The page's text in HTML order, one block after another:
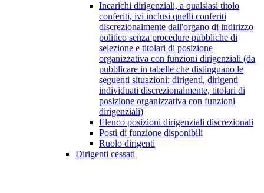
Incarichi dirigenziali, a qualsiasi titolo
conferiti, ivi inclusi quelli conferiti
discrezionalmente dall'organo di indirizzo
politico senza procedure pubbliche di
selezione e titolari di posizione
organizzativa con funzioni dirigenziali (da
pubblicare in tabelle che distinguano le
seguenti situazioni: dirigenti, dirigenti
individuati discrezionalmente, titolari di
posizione organizzativa con funzioni
dirigenziali)
Elenco posizioni dirigenziali discrezionali
Posti di funzione disponibili
Ruolo dirigenti
Dirigenti cessati